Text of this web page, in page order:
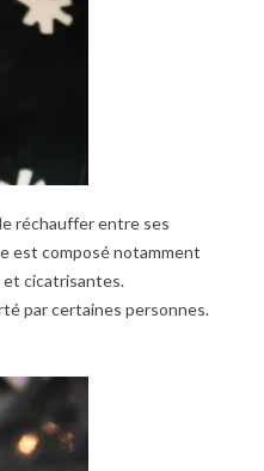
réchauffer entre ses
est composé notamment
et cicatrisantes.
par certaines personnes.